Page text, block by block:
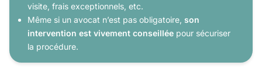
visite, frais exceptionnels, etc.
Même si un avocat n’est pas obligatoire, son
intervention est vivement conseillée pour sécuriser
la procédure.